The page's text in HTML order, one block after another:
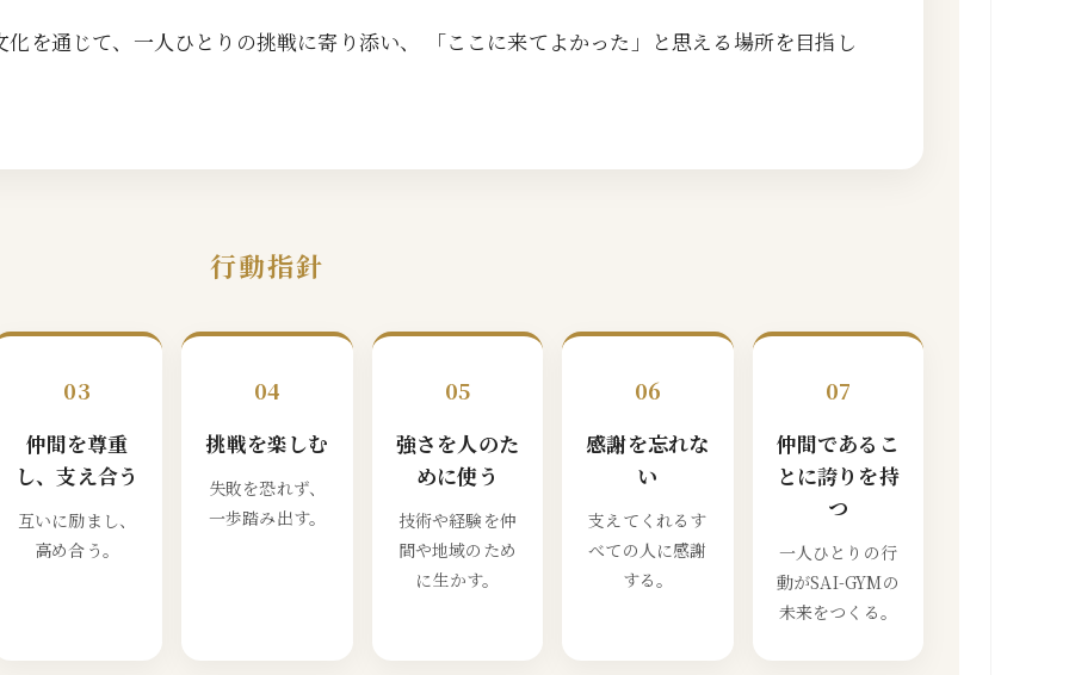
を通じて、一人ひとりの挑戦に寄り添い、 「ここに来てよかった」と思える場所を目指し
行動指針
03
仲間を尊重
し、支え合う
互いに励まし、
高め合う。
04
挑戦を楽しむ
失敗を恐れず、
一歩踏み出す。
05
強さを人のた
めに使う
技術や経験を仲
間や地域のため
に生かす。
06
感謝を忘れな
い
支えてくれるす
べての人に感謝
する。
07
仲間であるこ
とに誇りを持
つ
一人ひとりの行
動がSAI-GYMの
未来をつくる。